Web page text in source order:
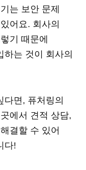
는 보안 문제
어요. 회사의
기 때문에
하는 것이 회사의
다면, 퓨처링의
에서 견적 상담,
결할 수 있어
다!